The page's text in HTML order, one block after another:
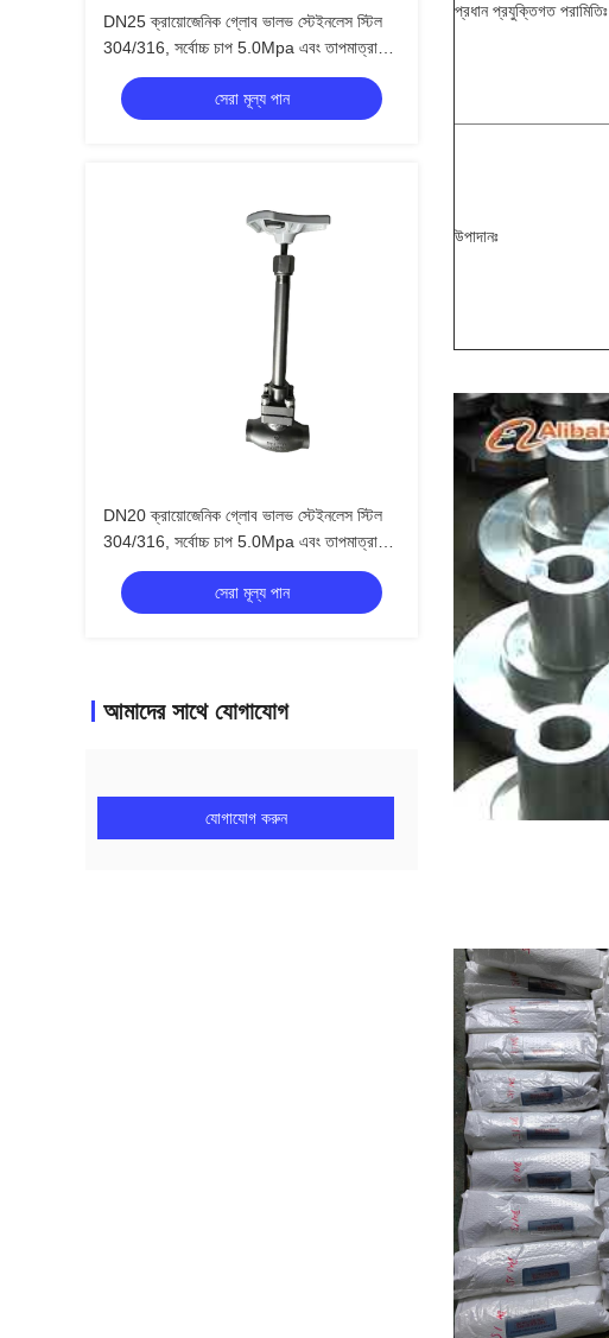
DN25 ক্রায়োজেনিক গ্লোব ভালভ স্টেইনলেস স্টিল
304/316, সর্বোচ্চ চাপ 5.0Mpa এবং তাপমাত্রা
পরিসীমা -196°C থেকে +80°C
সেরা মূল্য পান
DN20 ক্রায়োজেনিক গ্লোব ভালভ স্টেইনলেস স্টিল
304/316, সর্বোচ্চ চাপ 5.0Mpa এবং তাপমাত্রা
পরিসীমা -196°C থেকে +80°C, এলএনজি এলওএক্স
এলআইএন এলএআর অ্যাপ্লিকেশনের জন্য
সেরা মূল্য পান
আমাদের সাথে যোগাযোগ
যোগাযোগ করুন
প্রধান প্রযুক্তিগত পরামিতিঃ
উপাদানঃ